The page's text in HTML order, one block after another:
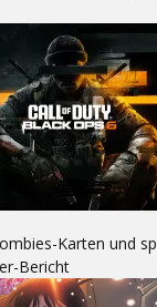
Karten und
Bericht